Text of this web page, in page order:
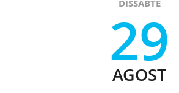
DISSABTE
29
AGOST